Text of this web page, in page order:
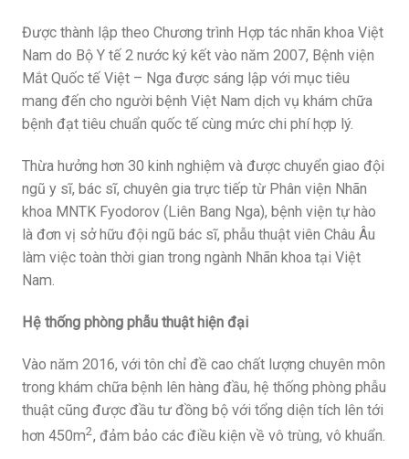
Được thành lập theo Chương trình Hợp tác nhãn khoa Việt
Nam do Bộ Y tế 2 nước ký kết vào năm 2007, Bệnh viện
Mắt Quốc tế Việt – Nga được sáng lập với mục tiêu
mang đến cho người bệnh Việt Nam dịch vụ khám chữa
bệnh đạt tiêu chuẩn quốc tế cùng mức chi phí hợp lý.
Thừa hưởng hơn 30 kinh nghiệm và được chuyển giao đội
ngũ y sĩ, bác sĩ, chuyên gia trực tiếp từ Phân viện Nhãn
khoa MNTK Fyodorov (Liên Bang Nga), bệnh viện tự hào
là đơn vị sở hữu đội ngũ bác sĩ, phẫu thuật viên Châu Âu
làm việc toàn thời gian trong ngành Nhãn khoa tại Việt
Nam.
Hệ thống phòng phẫu thuật hiện đại
Vào năm 2016, với tôn chỉ đề cao chất lượng chuyên môn
trong khám chữa bệnh lên hàng đầu, hệ thống phòng phẫu
thuật cũng được đầu tư đồng bộ với tổng diện tích lên tới
hơn 450m2, đảm bảo các điều kiện về vô trùng, vô khuẩn.